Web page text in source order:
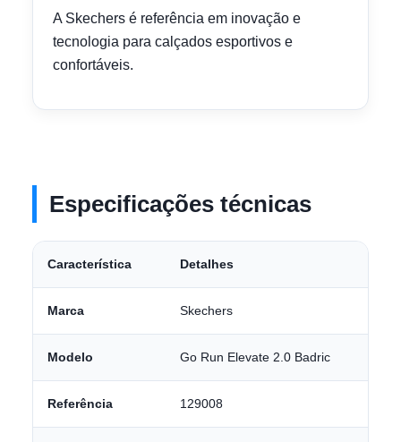
A Skechers é referência em inovação e
tecnologia para calçados esportivos e
confortáveis.
Especificações técnicas
Característica Detalhes
Marca Skechers
Modelo Go Run Elevate 2.0 Badric
Referência 129008